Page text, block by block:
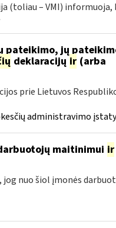
(toliau – VMI)
pateikimo, jų
deklaracijų ir(arba
prie Lietuvos
administravimo
maitinimui ir
nuo šiol įmonės